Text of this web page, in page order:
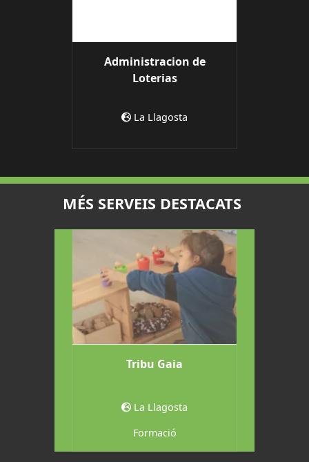
Administracion de
Loterias
La Llagosta
MÉS SERVEIS DESTACATS
Tribu Gaia
La Llagosta
Formació